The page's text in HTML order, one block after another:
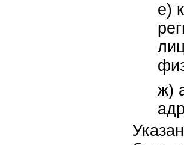
е)
ж)